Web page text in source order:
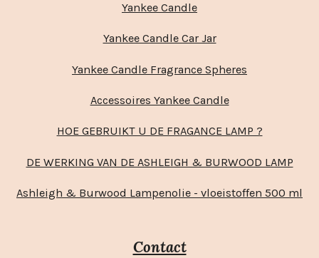
Yankee Candle
Yankee Candle Car Jar
Yankee Candle Fragrance Spheres
Accessoires Yankee Candle
HOE GEBRUIKT U DE FRAGANCE LAMP ?
DE WERKING VAN DE ASHLEIGH & BURWOOD LAMP
Ashleigh & Burwood Lampenolie - vloeistoffen 500 ml
Contact